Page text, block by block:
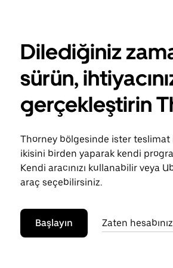
Dilediğiniz
sürün,
gerçekleştirin
Thorney bölgesinde ister
ikisini birden yaparak kendi
Kendi aracınızı kullanabilir veya
araç seçebilirsiniz.
Başlayın Zaten